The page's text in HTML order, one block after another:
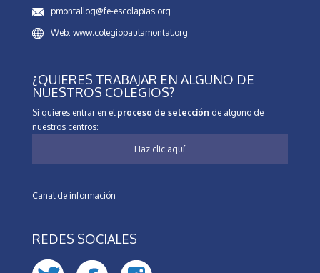
pmontallog@fe-escolapias.org
Web: www.colegiopaulamontal.org
¿QUIERES TRABAJAR EN ALGUNO DE
NUESTROS COLEGIOS?
Si quieres entrar en el proceso de selección de alguno de
nuestros centros:
Haz clic aquí
Canal de información
REDES SOCIALES